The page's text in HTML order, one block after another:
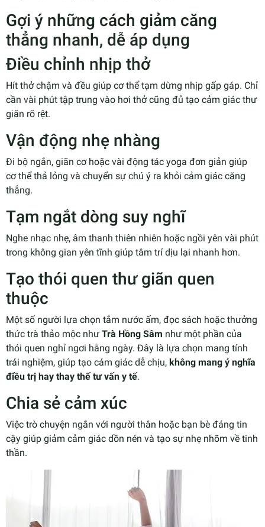
Gợi ý những cách giảm căng
thẳng nhanh, dễ áp dụng
Điều chỉnh nhịp thở
Hít thở chậm và đều giúp cơ thể tạm dừng nhịp gấp gáp. Chỉ
cần vài phút tập trung vào hơi thở cũng đủ tạo cảm giác thư
giãn rõ rệt.
Vận động nhẹ nhàng
Đi bộ ngắn, giãn cơ hoặc vài động tác yoga đơn giản giúp
cơ thể thả lỏng và chuyển sự chú ý ra khỏi cảm giác căng
thẳng.
Tạm ngắt dòng suy nghĩ
Nghe nhạc nhẹ, âm thanh thiên nhiên hoặc ngồi yên vài phút
trong không gian yên tĩnh giúp tâm trí dịu lại nhanh hơn.
Tạo thói quen thư giãn quen
thuộc
Một số người lựa chọn tắm nước ấm, đọc sách hoặc thưởng
thức trà thảo mộc như Trà Hồng Sâm như một phần của
thói quen nghỉ ngơi hằng ngày. Đây là lựa chọn mang tính
trải nghiệm, giúp tạo cảm giác dễ chịu, không mang ý nghĩa
điều trị hay thay thế tư vấn y tế.
Chia sẻ cảm xúc
Việc trò chuyện ngắn với người thân hoặc bạn bè đáng tin
cậy giúp giảm cảm giác dồn nén và tạo sự nhẹ nhõm về tinh
thần.